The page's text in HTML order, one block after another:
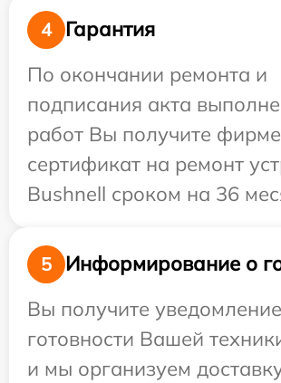
4
Гарантия
По окончании ремонта и
подписания акта
работ Вы получите
сертификат на ремонт
Bushnell сроком на 36
5
Информирование о
Вы получите
готовности Вашей
и мы организуем